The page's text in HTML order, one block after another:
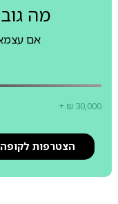
מה
אם
+ ₪ 30,000
הצטרפות